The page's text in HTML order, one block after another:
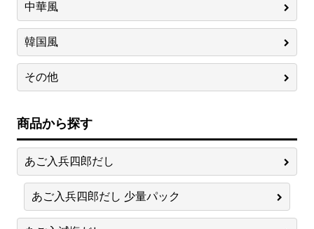
中華風
韓国風
その他
商品から探す
あご入兵四郎だし
あご入兵四郎だし 少量パック